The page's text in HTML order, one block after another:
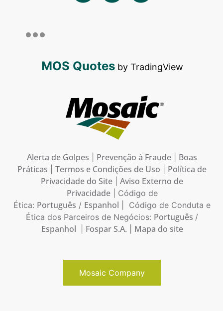
MOS Quotesby TradingView
Alerta de Golpes Prevenção à Fraude
Boas
Práticas
Termos e Condições de Uso
Política de
Privacidade do Site
Aviso Externo de
Privacidade| Código de
Ética: Português / Espanhol | Código de Conduta e
Ética dos Parceiros de Negócios: Português /
Espanhol Fospar S.A. Mapa do site
Mosaic Company